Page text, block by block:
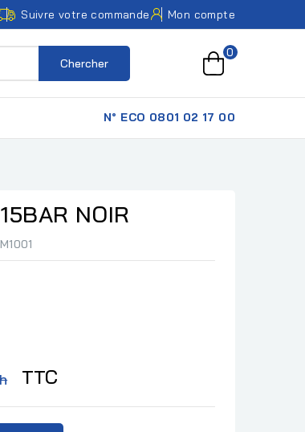
Suivre votre commande Mon compte
Chercher
0
N° ECO 0801 02 17 00
NOIR
TTC